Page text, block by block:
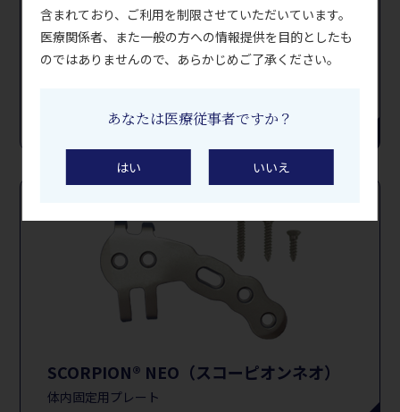
人工股関節
SCORPION® NEO（スコーピオンネオ）
体内固定用プレート
含まれており、ご利用を制限させていただいています。
医療関係者、また一般の方への情報提供を目的としたも
のではありませんので、あらかじめご了承ください。
あなたは医療従事者ですか？
はい いいえ